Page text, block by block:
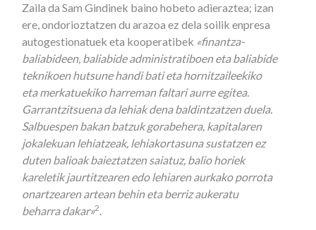
Zaila da Sam Gindinek baino hobeto adieraztea; izan
ere, ondorioztatzen du arazoa ez dela soilik enpresa
autogestionatuek eta kooperatibek «finantza-
baliabideen, baliabide administratiboen eta baliabide
teknikoen hutsune handi bati eta hornitzaileekiko
eta merkatuekiko harreman faltari aurre egitea.
Garrantzitsuena da lehiak dena baldintzatzen duela.
Salbuespen bakan batzuk gorabehera, kapitalaren
jokalekuan lehiatzeak, lehiakortasuna sustatzen ez
duten balioak baieztatzen saiatuz, balio horiek
kareletik jaurtitzearen edo lehiaren aurkako porrota
onartzearen artean behin eta berriz aukeratu
beharra dakar»2.